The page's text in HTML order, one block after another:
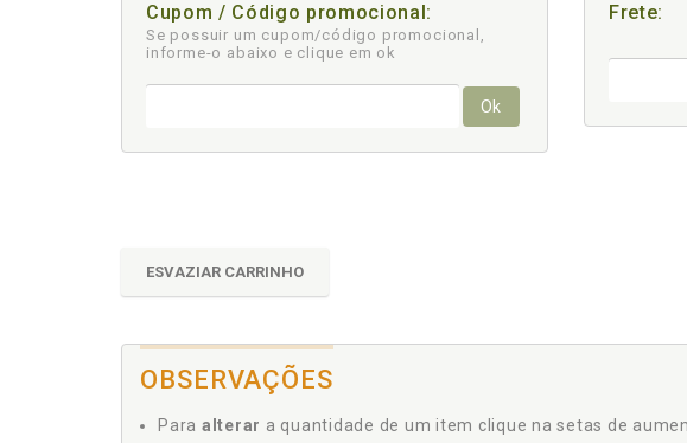
Cupom / Código promocional:
Se possuir um cupom/código promocional,
informe-o abaixo e clique em ok
Ok
Frete:
ESVAZIAR CARRINHO
OBSERVAÇÕES
Para alterar a quantidade de um item clique na setas de